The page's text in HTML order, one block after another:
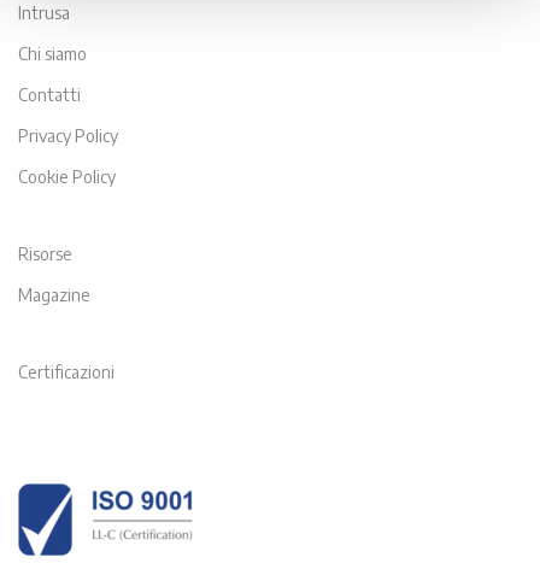
Intrusa
Chi siamo
Contatti
Privacy Policy
Cookie Policy
Risorse
Magazine
Certificazioni